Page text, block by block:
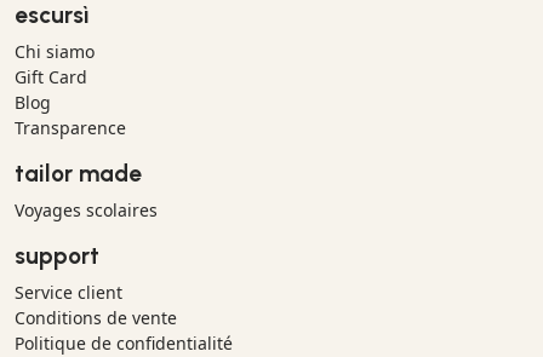
escursì
Chi siamo
Gift Card
Blog
Transparence
tailor made
Voyages scolaires
support
Service client
Conditions de vente
Politique de confidentialité